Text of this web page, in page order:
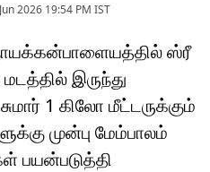
2026 19:54 PM IST
ஸ்ரீ
இருந்து
1 கிலோ மீட்டருக்கும்
முன்பு மேம்பாலம்
பயன்படுத்தி